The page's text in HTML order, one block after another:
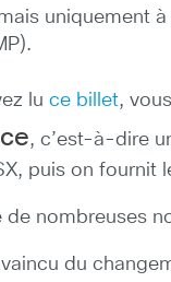
uniquement
luce billet,
, c’est-à-dire
puis on fournit
de nombreuses
du